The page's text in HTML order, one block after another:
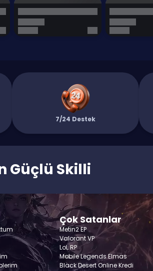
7/24 Destek
Güçlü Skilli
Çok Satanlar
Metin2 EP
Valorant VP
LoL RP
Mobile Legends Elmas
Black Desert Online Kredi